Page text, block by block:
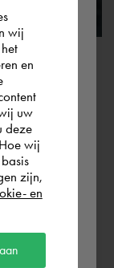
completa
rápida
una mejor
BIM Revit de
Rest of
country
wij
en
uw
deze
wij
zijn,
en